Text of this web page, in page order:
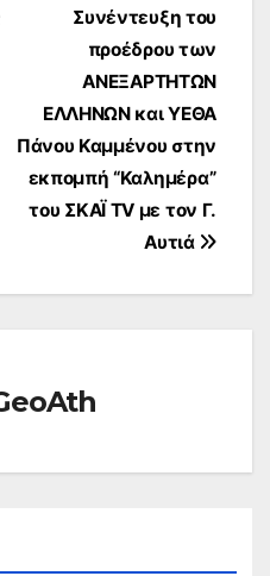
Συνέντευξη του
προέδρου των
ΑΝΕΞΑΡΤΗΤΩΝ
ΕΛΛΗΝΩΝ και ΥΕΘΑ
Πάνου Καμμένου στην
εκπομπή “Καλημέρα”
του ΣΚΑΪ TV με τον Γ.
Αυτιά